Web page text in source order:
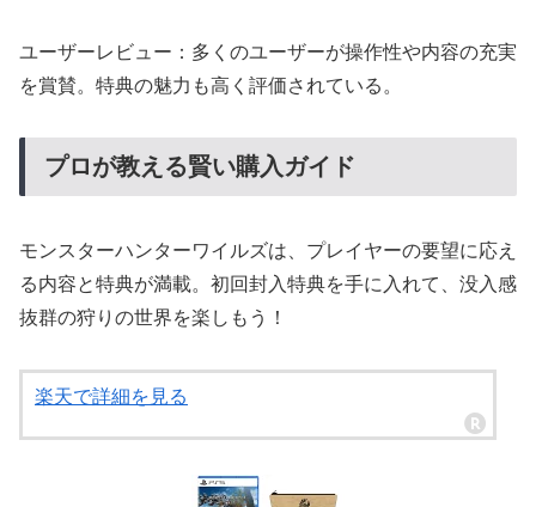
ユーザーレビュー：多くのユーザーが操作性や内容の充実
を賞賛。特典の魅力も高く評価されている。
プロが教える賢い購入ガイド
モンスターハンターワイルズは、プレイヤーの要望に応え
る内容と特典が満載。初回封入特典を手に入れて、没入感
抜群の狩りの世界を楽しもう！
楽天で詳細を見る